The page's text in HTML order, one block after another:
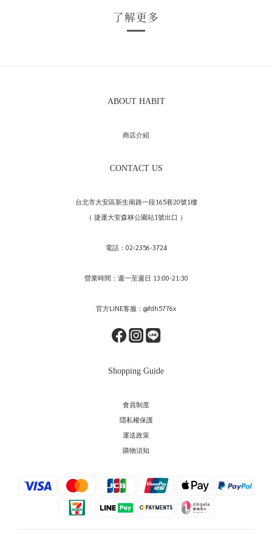
了解更多
ABOUT HABIT
商店介紹
CONTACT US
台北市大安區新生南路一段165巷20號1樓
（ 捷運大安森林公園站1號出口 ）
電話：02-2356-3724
營業時間：週一至週日 13:00-21:30
官方LINE客服：@fdh5776x
Shopping Guide
會員制度
隱私權保護
運送政策
購物須知